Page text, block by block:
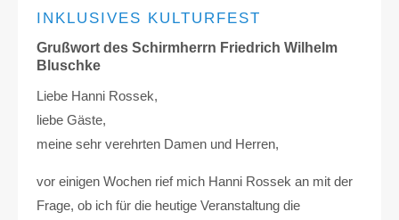
INKLUSIVES KULTURFEST
Grußwort des Schirmherrn Friedrich Wilhelm
Bluschke
Liebe Hanni Rossek,
liebe Gäste,
meine sehr verehrten Damen und Herren,
vor einigen Wochen rief mich Hanni Rossek an mit der
Frage, ob ich für die heutige Veranstaltung die